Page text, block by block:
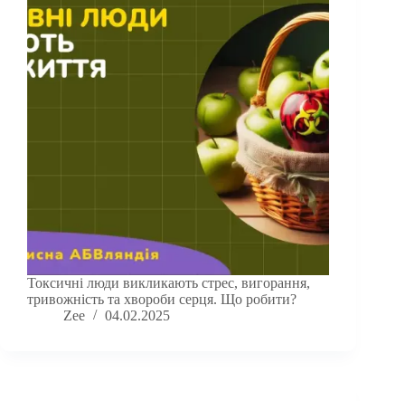
Токсичні люди викликають стрес, вигорання,
тривожність та хвороби серця. Що робити?
Zee
04.02.2025